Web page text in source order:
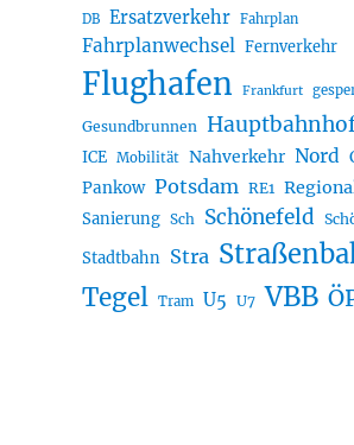
DB Ersatzverkehr Fahrplan
Fahrplanwechsel Fernverkehr
Flughafen Frankfurt
Gesundbrunnen
ICE Mobilität Nahverkehr Nord
Pankow Potsdam RE1
Sanierung Sch Schönefeld
Stadtbahn Stra
Tegel Tram U5 U7 VBB